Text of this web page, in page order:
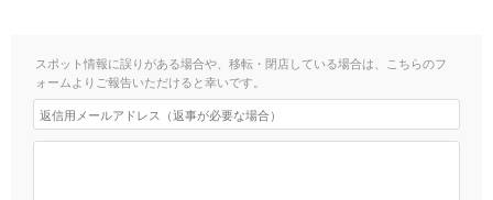
スポット情報に誤りがある場合や、移転・閉店している場合は、こちらのフ
ォームよりご報告いただけると幸いです。